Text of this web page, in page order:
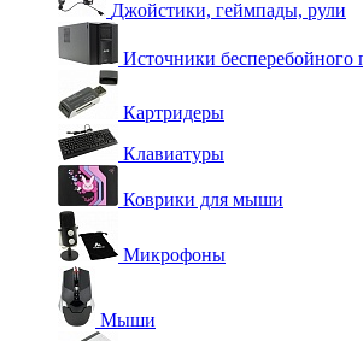
Джойстики, геймпады, рули
Источники бесперебойного
Картридеры
Клавиатуры
Коврики для мыши
Микрофоны
Мыши